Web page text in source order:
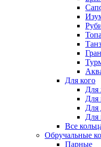
Для кого
Для
Для
Для
Для
Все
Обручальные
Парные